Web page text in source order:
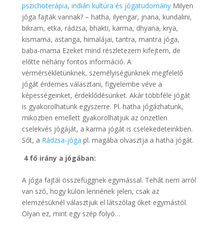
pszichoterápia, indián kultúra és jógatudományMilyen
jóga fajták vannak? – hatha, ilyengar, jnana, kundalini,
bikram, etka, rádzsa, bhakti, karma, dhyana, krya,
kismama, astanga, himalájai, tantra, mantra jóga,
baba-mama Ezeket mind részletezem kifejtem, de
előtte néhány fontos információ. A
vérmérsékletünknek, személyiségünknek megfelelő
jógát érdemes választani, figyelembe véve a
képességeinket, érdeklődésünket. Akár többféle jógát
is gyakorolhatunk egyszerre. Pl. hatha jógázhatunk,
miközben emellett gyakorolhatjuk az önzetlen
cselekvés jógáját, a karma jógát is cselekedeteinkben.
Sőt, a Rádzsa-jóga pl. magába olvasztja a hatha jógát.
4 fő irány a jógában:
A jóga fajtái összefüggnek egymással. Tehát nem arról
van szó, hogy külön lennének jelen, csak az
elemzésüknél választjuk el látszólag őket egymástól.
Olyan ez, mint egy szép folyó…